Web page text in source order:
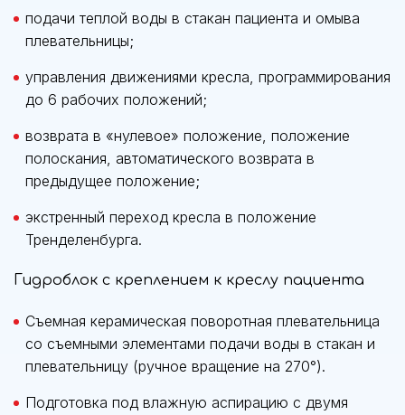
подачи теплой воды в стакан пациента и омыва
плевательницы;
управления движениями кресла, программирования
до 6 рабочих положений;
возврата в «нулевое» положение, положение
полоскания, автоматического возврата в
предыдущее положение;
экстренный переход кресла в положение
Тренделенбурга.
Гидроблок с креплением к креслу пациента
Съемная керамическая поворотная плевательница
со съемными элементами подачи воды в стакан и
плевательницу (ручное вращение на 270°).
Подготовка под влажную аспирацию с двумя